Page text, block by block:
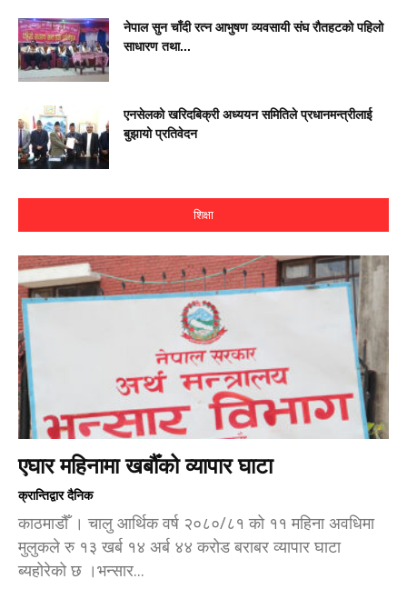
नेपाल सुन चाँदी रत्न आभुषण व्यवसायी संघ रौतहटको पहिलो
साधारण तथा...
एनसेलको खरिदबिक्री अध्ययन समितिले प्रधानमन्त्रीलाई
बुझायो प्रतिवेदन
शिक्षा
एघार महिनामा खर्बौँको व्यापार घाटा
क्रान्तिद्वार दैनिक
काठमाडौँ । चालु आर्थिक वर्ष २०८०/८१ को ११ महिना अवधिमा
मुलुकले रु १३ खर्ब १४ अर्ब ४४ करोड बराबर व्यापार घाटा
ब्यहोरेको छ ।भन्सार...